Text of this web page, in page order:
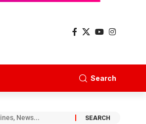
Search